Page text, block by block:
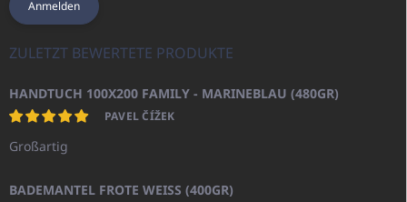
Anmelden
ZULETZT BEWERTETE PRODUKTE
HANDTUCH 100X200 FAMILY - MARINEBLAU (480GR)
PAVEL ČÍŽEK
Großartig
BADEMANTEL FROTE WEISS (400GR)